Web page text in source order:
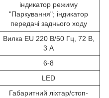
індикатор режиму
"Паркування"; індикатор
передачі заднього ходу
Вилка EU 220 В/50 Гц, 72 В,
3 A
6-8
LED
Габаритний ліхтар/стоп-